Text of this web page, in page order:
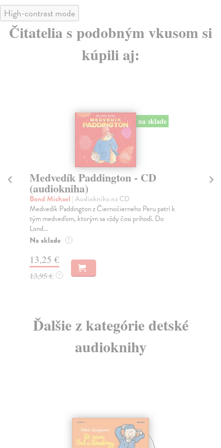
High-contrast mode
Čitatelia s podobným vkusom si
kúpili aj:
na sklade
Medvedík Paddington - CD
(audiokniha)
Bond Michael | Audiokniha na CD
Medvedík Paddington z Čiernočierneho Peru patrí k
tým medveďom, ktorým sa vždy čosi prihodí. Do
Lond...
Na sklade ?
13,25 €
13,95 € ?
Ďalšie z kategórie detské
audioknihy